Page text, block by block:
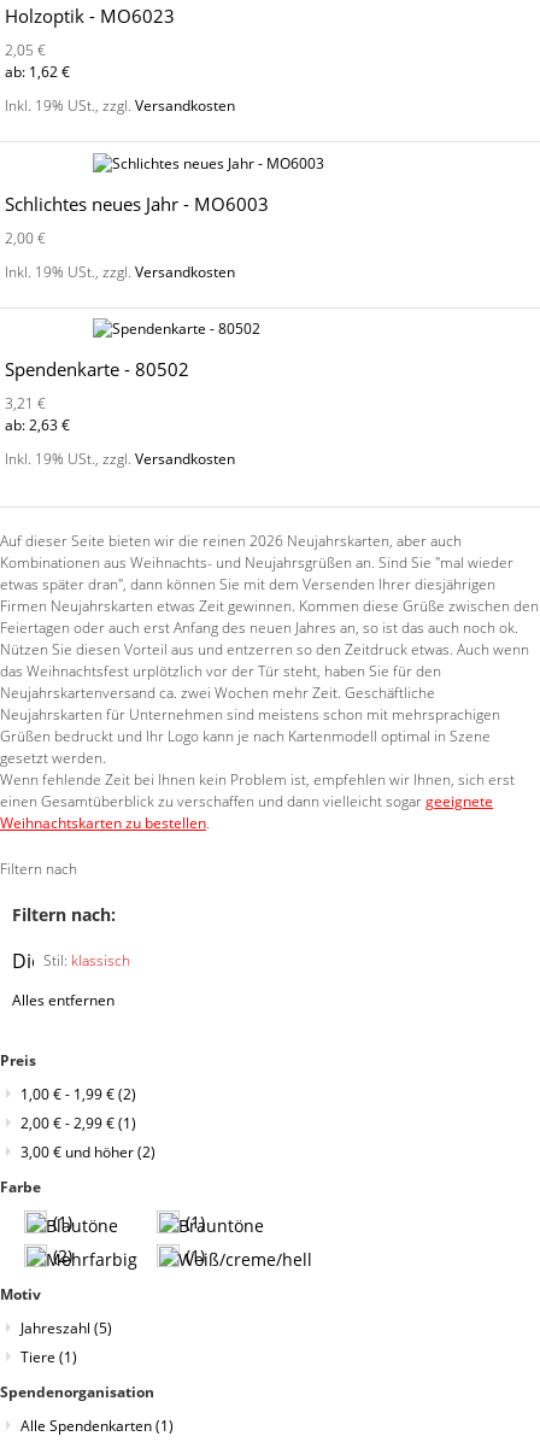
Holzoptik - MO6023
2,05 €
ab: 1,62 €
Inkl. 19% USt.,zzgl.Versandkosten
Schlichtes neues Jahr - MO6003
2,00 €
Inkl. 19% USt.,zzgl.Versandkosten
Spendenkarte - 80502
3,21 €
ab: 2,63 €
Inkl. 19% USt.,zzgl.Versandkosten
Auf dieser Seite bieten wir die reinen 2026 Neujahrskarten, aber auch
Kombinationen aus Weihnachts- und Neujahrsgrüßen an. Sind Sie "mal wieder
etwas später dran", dann können Sie mit dem Versenden Ihrer diesjährigen
Firmen Neujahrskarten etwas Zeit gewinnen. Kommen diese Grüße zwischen den
Feiertagen oder auch erst Anfang des neuen Jahres an, so ist das auch noch ok.
Nützen Sie diesen Vorteil aus und entzerren so den Zeitdruck etwas. Auch wenn
das Weihnachtsfest urplötzlich vor der Tür steht, haben Sie für den
Neujahrskartenversand ca. zwei Wochen mehr Zeit. Geschäftliche
Neujahrskarten für Unternehmen sind meistens schon mit mehrsprachigen
Grüßen bedruckt und Ihr Logo kann je nach Kartenmodell optimal in Szene
gesetzt werden.
Wenn fehlende Zeit bei Ihnen kein Problem ist, empfehlen wir Ihnen, sich erst
einen Gesamtüberblick zu verschaffen und dann vielleicht sogargeeignete
Weihnachtskarten zu bestellen.
Filtern nach
Filtern nach:
Stil: klassisch
Diesen
entfernen
Alles entfernen
Preis
1,00 €- 1,99 €(2)
2,00 €-2,99 €(1)
3,00 € und höher(2)
Farbe
(1)
(1)
(2)
(1)
Motiv
Jahreszahl (5)
Tiere (1)
Spendenorganisation
Alle Spendenkarten(1)